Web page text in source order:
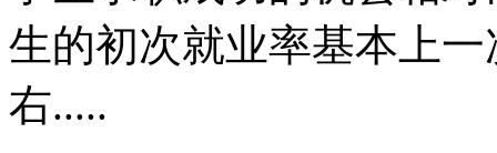
生的初次就业率基本上
右.....